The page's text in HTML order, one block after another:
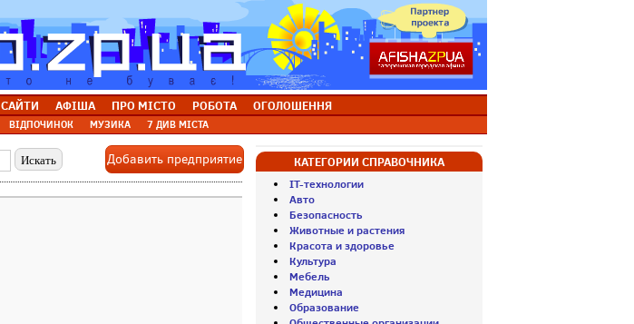
САЙТИ АФІША ПРО МІСТО РОБОТА ОГОЛОШЕННЯ
ВІДПОЧИНОК МУЗИКА 7 ДИВ МІСТА
Добавить предприятие КАТЕГОРИИ СПРАВОЧНИКА
IT-технологии
Авто
Безопасность
Животные и растения
Красота и здоровье
Культура
Мебель
Медицина
Образование